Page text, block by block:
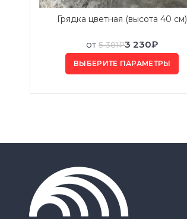
Грядка цветная (высота 40 см)
от 5 381₽3 230₽
ВЫБЕРИТЕ ПАРАМЕТРЫ